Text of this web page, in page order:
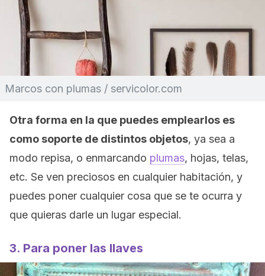
Marcos con plumas / servicolor.com
Otra forma en la que puedes emplearlos es
como soporte de distintos objetos, ya sea a
modo repisa, o enmarcando plumas, hojas, telas,
etc. Se ven preciosos en cualquier habitación, y
puedes poner cualquier cosa que se te ocurra y
que quieras darle un lugar especial.
3. Para poner las llaves